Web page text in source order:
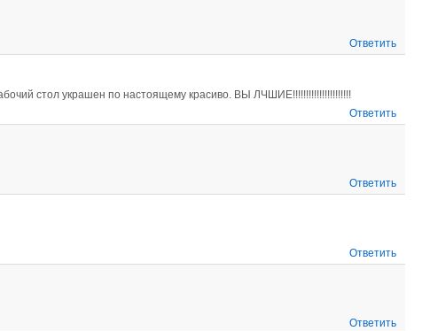
Ответить
стол украшен по настоящему красиво. ВЫ ЛЧШИЕ!!!!!!!!!!!!!!!!!!!!!!
Ответить
Ответить
Ответить
Ответить